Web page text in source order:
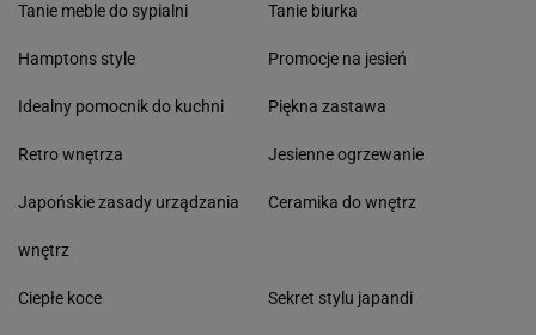
Tanie meble do sypialni
Hamptons style
Idealny pomocnik do kuchni
Retro wnętrza
Japońskie zasady urządzania
wnętrz
Tanie biurka
Promocje na jesień
Piękna zastawa
Jesienne ogrzewanie
Ceramika do wnętrz
Ciepłe koce Sekret stylu japandi